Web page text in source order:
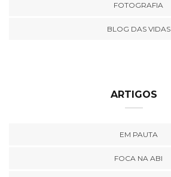
FOTOGRAFIA
BLOG DAS VIDAS
ARTIGOS
EM PAUTA
FOCA NA ABI